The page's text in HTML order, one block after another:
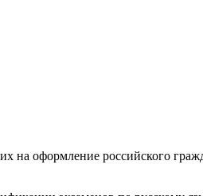
на оформление российского